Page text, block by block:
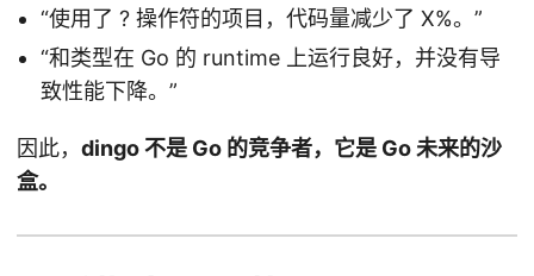
“使用了 ? 操作符的项目，代码量减少了 X%。”
“和类型在 Go 的 runtime 上运行良好，并没有导
致性能下降。”
因此， dingo 不是 Go 的竞争者，它是 Go 未来的沙
盒。